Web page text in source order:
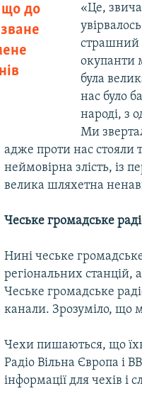
що до
«Це,
страшний
окупанти
була
нас було
народі, з
Ми
адже проти нас стояли
неймовірна злість, із
велика шляхетна
Чеське громадське
Нині чеське
регіональних станцій,
Чеське громадське
канали. Зрозуміло, що
Чехи пишаються, що
Радіо Вільна Європа і
інформації для чехів і